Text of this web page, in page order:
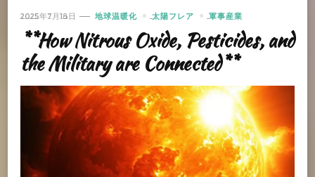
2025年7月18日 地球温暖化 太陽フレア 軍事産業
**How Nitrous Oxide, Pesticides, and
the Military are Connected**